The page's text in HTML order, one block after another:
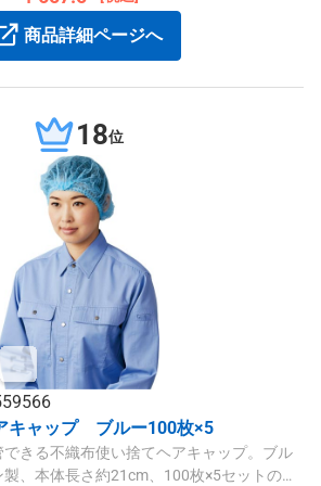
商品詳細ページへ
18位
キャップ ブルー100枚×5
きる不織布使い捨てヘアキャップ。ブル
、本体長さ約21cm、100枚×5セットの大